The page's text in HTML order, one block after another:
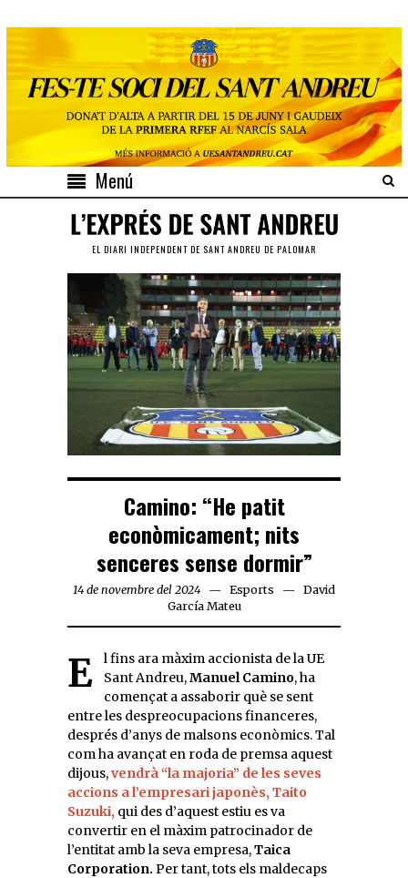
Menú
EL DIARI INDEPENDENT DE SANT ANDREU DE PALOMAR
Camino: “He patit
econòmicament; nits
senceres sense dormir”
14 de novembre del 2024 Esports
David
García Mateu
El fins ara màxim accionista de la UE Sant Andreu,Manuel Camino, ha
començat a assaborir què se sent
entre les despreocupacions financeres,
després d’anys de malsons econòmics. Tal
com ha avançat en roda de premsa aquest
dijous,vendrà “la majoria” de les seves
accions a l’empresari japonès, Taito
Suzuki, qui des d’aquest estiu es va
convertir en el màxim patrocinador de
l’entitat amb la seva empresa,Taica
Corporation. Per tant, tots els maldecaps